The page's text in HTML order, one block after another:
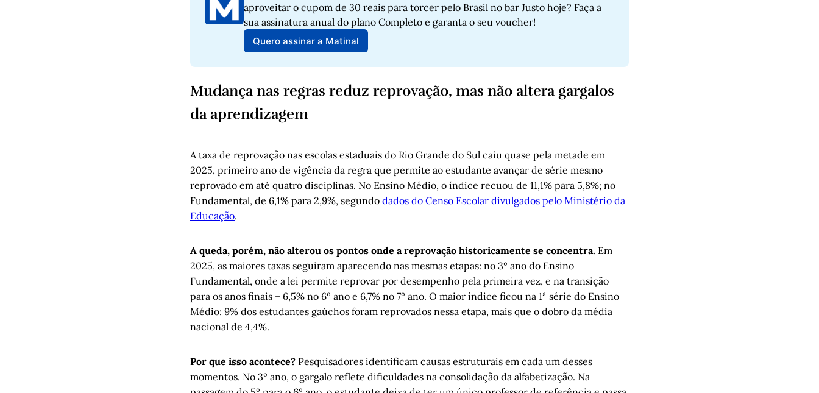
aproveitar o cupom de 30 reais para torcer pelo Brasil no bar Justo hoje? Faça a
sua assinatura anual do plano Completo e garanta o seu voucher!
Quero assinar a Matinal
Mudança nas regras reduz reprovação, mas não altera gargalos
da aprendizagem
A taxa de reprovação nas escolas estaduais do Rio Grande do Sul caiu quase pela metade em
2025, primeiro ano de vigência da regra que permite ao estudante avançar de série mesmo
reprovado em até quatro disciplinas. No Ensino Médio, o índice recuou de 11,1% para 5,8%; no
Fundamental, de 6,1% para 2,9%, segundo dados do Censo Escolar divulgados pelo Ministério da
Educação.
A queda, porém, não alterou os pontos onde a reprovação historicamente se concentra. Em
2025, as maiores taxas seguiram aparecendo nas mesmas etapas: no 3º ano do Ensino
Fundamental, onde a lei permite reprovar por desempenho pela primeira vez, e na transição
para os anos finais – 6,5% no 6º ano e 6,7% no 7º ano. O maior índice ficou na 1ª série do Ensino
Médio: 9% dos estudantes gaúchos foram reprovados nessa etapa, mais que o dobro da média
nacional de 4,4%.
Por que isso acontece? Pesquisadores identificam causas estruturais em cada um desses
momentos. No 3º ano, o gargalo reflete dificuldades na consolidação da alfabetização. Na